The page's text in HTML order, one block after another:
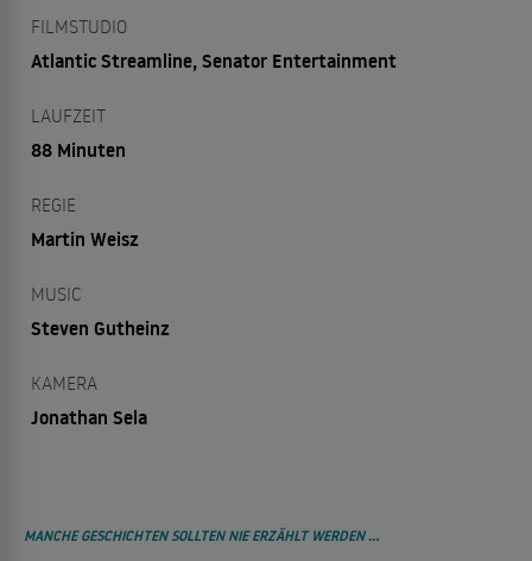
FILMSTUDIO
Atlantic Streamline, Senator Entertainment
LAUFZEIT
88 Minuten
REGIE
Martin Weisz
MUSIC
Steven Gutheinz
KAMERA
Jonathan Sela
MANCHE GESCHICHTEN SOLLTEN NIE ERZÄHLT WERDEN …